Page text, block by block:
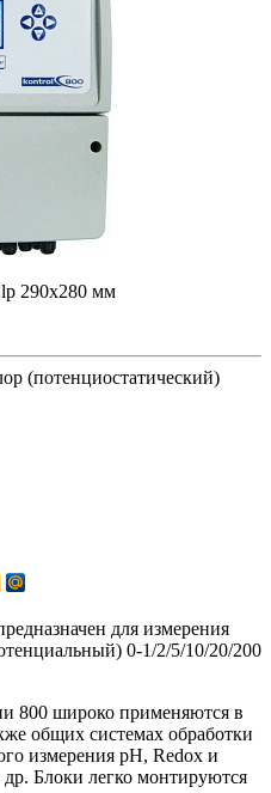
290x280 мм
(потенциостатический)
для измерения
0-1/2/5/10/20/200
800 широко применяются в
общих системах обработки
измерения pH, Redox и
Блоки легко монтируются